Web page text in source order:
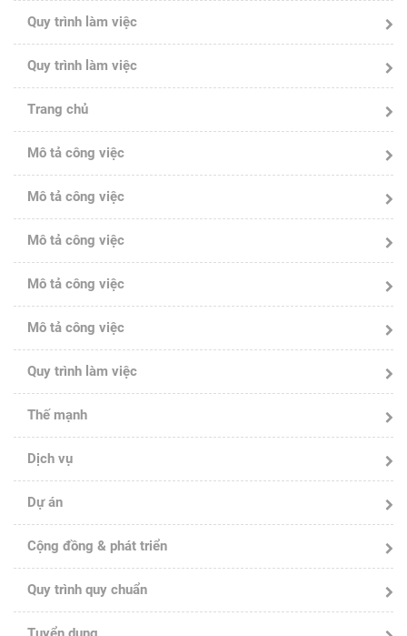
Quy trình làm việc
Quy trình làm việc
Trang chủ
Mô tả công việc
Mô tả công việc
Mô tả công việc
Mô tả công việc
Mô tả công việc
Quy trình làm việc
Thế mạnh
Dịch vụ
Dự án
Cộng đồng & phát triển
Quy trình quy chuẩn